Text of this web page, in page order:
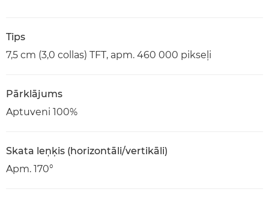
Tips
7,5 cm (3,0 collas) TFT, apm. 460 000 pikseļi
Pārklājums
Aptuveni 100%
Skata leņķis (horizontāli/vertikāli)
Apm. 170°